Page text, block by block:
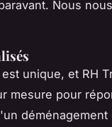
Nous
unique, et RH
mesure pour